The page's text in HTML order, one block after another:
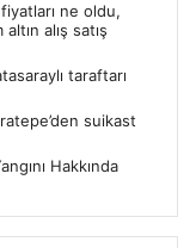
ne oldu,
alış satış
taraftarı
suikast
Hakkında